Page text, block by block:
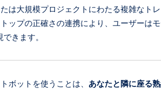
たは大規模プロジェクトにわたる複雑なト
ップの正確さの連携により、ユーザーは
きます。
ボットを使うことは、 あなたと隣に座る